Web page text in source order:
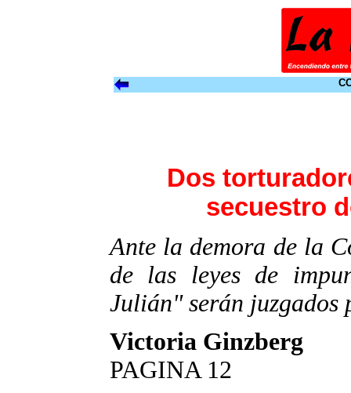
Dos
secuestro
Ante la demora de la
de las leyes de
Julián" serán juzgados
Victoria Ginzberg
PAGINA 12